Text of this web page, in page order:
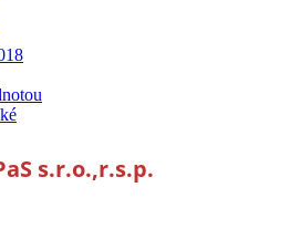
s.r.o.,r.s.p.